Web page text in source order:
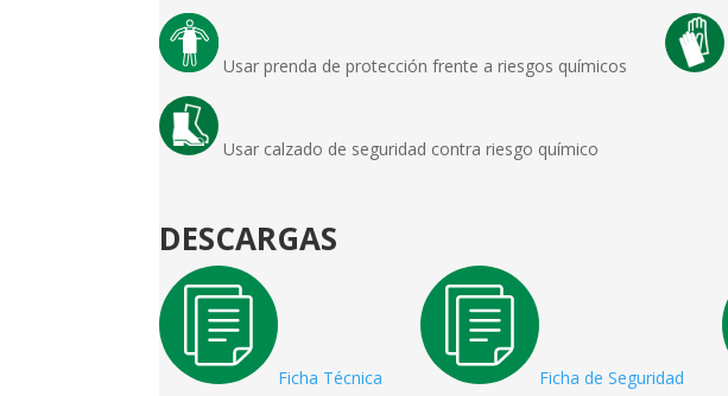
Usar prenda de protección frente a riesgos químicos
Usar calzado de seguridad contra riesgo químico
DESCARGAS
Ficha Técnica Ficha de Seguridad